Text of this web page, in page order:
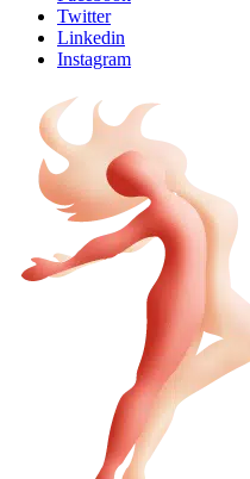
Twitter
Linkedin
Instagram